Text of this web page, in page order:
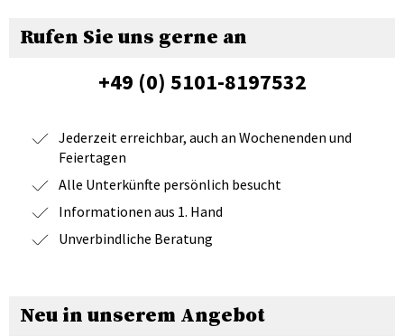
Rufen Sie uns gerne an
+49 (0) 5101-8197532
Jederzeit erreichbar, auch an Wochenenden und
Feiertagen
Alle Unterkünfte persönlich besucht
Informationen aus 1. Hand
Unverbindliche Beratung
Neu in unserem Angebot